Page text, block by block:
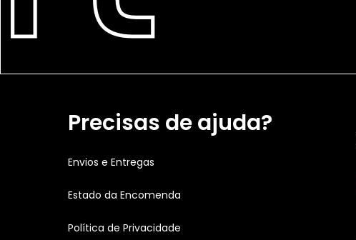
Precisas de ajuda?
Envios e Entregas
Estado da Encomenda
Política de Privacidade